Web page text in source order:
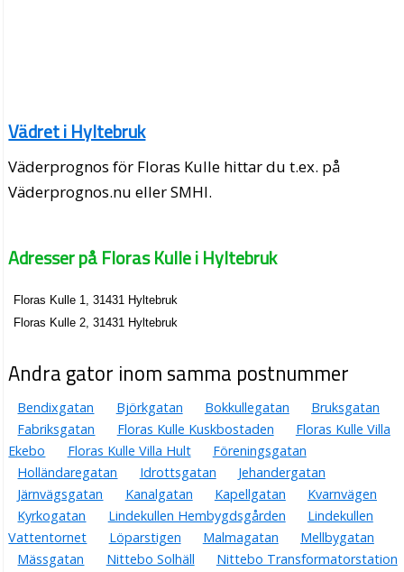
Vädret i Hyltebruk
Väderprognos för Floras Kulle hittar du t.ex. på
Väderprognos.nu eller SMHI.
Adresser på Floras Kulle i Hyltebruk
Floras Kulle 1, 31431 Hyltebruk
Floras Kulle 2, 31431 Hyltebruk
Andra gator inom samma postnummer
Bendixgatan Björkgatan Bokkullegatan
Bruksgatan
Fabriksgatan
Floras Kulle Kuskbostaden
Floras Kulle Villa
Ekebo
Floras Kulle Villa Hult
Föreningsgatan
Holländaregatan
Idrottsgatan
Jehandergatan
Järnvägsgatan
Kanalgatan Kapellgatan
Kvarnvägen
Kyrkogatan
Lindekullen Hembygdsgården
Lindekullen
Vattentornet
Löparstigen Malmagatan
Mellbygatan
Mässgatan
Nittebo Solhäll
Nittebo Transformatorstation